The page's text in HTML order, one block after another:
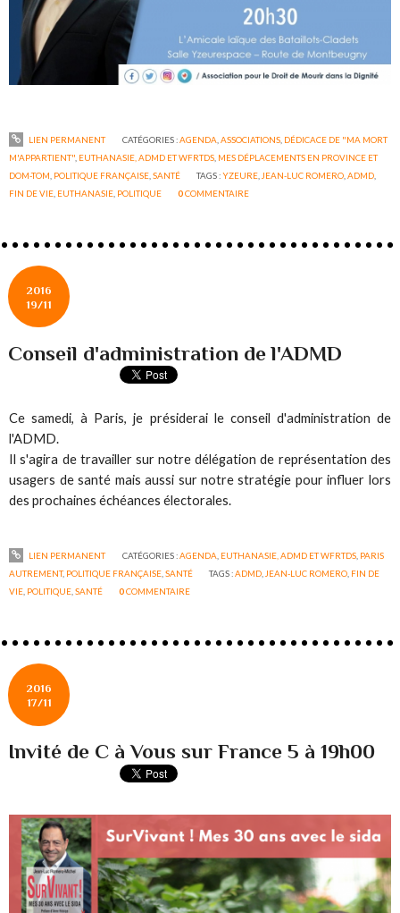
LIEN PERMANENT CATÉGORIES :AGENDA ASSOCIATIONS, DÉDICACE DE "MA MORT
M'APPARTIENT" EUTHANASIE, ADMD ET WFRTDS MES DÉPLACEMENTS EN PROVINCE ET
DOM-TOM POLITIQUE FRANÇAISE ,SANTÉ TAGS :YZEURE JEAN-LUC ROMERO ,ADMD
FIN DE VIE EUTHANASIE POLITIQUE 0COMMENTAIRE
2016
19/11
Conseil d'administration de l'ADMD
Ce samedi, à Paris, je présiderai le conseil d'administration de
l'ADMD.
Il s'agira de travailler sur notre délégation de représentation des
usagers de santé mais aussi sur notre stratégie pour influer lors
des prochaines échéances électorales.
LIEN PERMANENT CATÉGORIES :AGENDA, EUTHANASIE, ADMD ET WFRTDS, PARIS
AUTREMENT, POLITIQUE FRANÇAISE,SANTÉ TAGS :ADMD,JEAN-LUC ROMERO, FIN DE
VIE, POLITIQUE,SANTÉ 0COMMENTAIRE
2016
17/11
Invité de C à Vous sur France 5 à 19h00